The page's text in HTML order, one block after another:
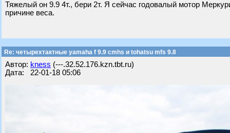
Тяжелый он 9.9 4т., бери 2т. Я сейчас годовалый мотор
причине веса.
Re: четырехтактные yamaha f 9.9 cmhs и tohatsu mfs 9.8
Автор: kness (---.32.52.176.kzn.tbt.ru)
Дата: 22-01-18 05:06